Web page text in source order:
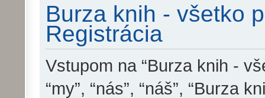
Burza knih - všetko
Registrácia
Vstupom na “Burza knih -
“my”, “nás”, “náš”, “Burza